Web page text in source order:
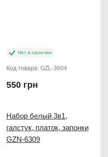
Нет в наличии
Код товара: GZL-3604
550 грн
Набор белый 3в1,
галстук, платок, запонки
GZN-6309